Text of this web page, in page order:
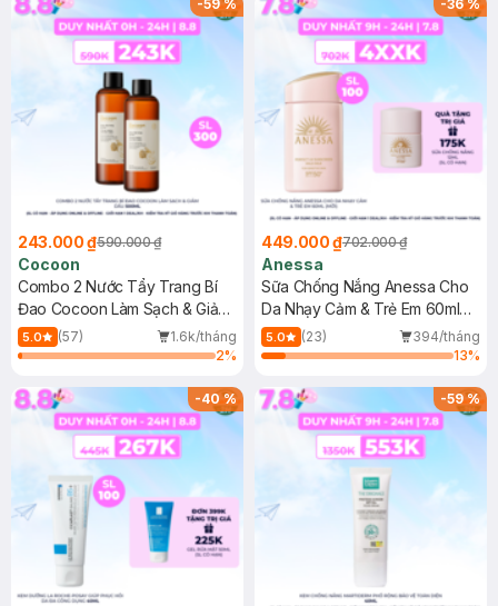
-59%
243.000 ₫590.000 ₫
Cocoon
Combo 2 Nước Tẩy Trang Bí
Đao Cocoon Làm Sạch & Giảm
Dầu 500ml
5.0 (57)
1.6k/tháng
2%
-36%
449.000 ₫702.000 ₫
Anessa
Sữa Chống Nắng Anessa Cho
Da Nhạy Cảm & Trẻ Em 60ml
(Mới)
5.0 (23)
394/tháng
13%
-40% -59%